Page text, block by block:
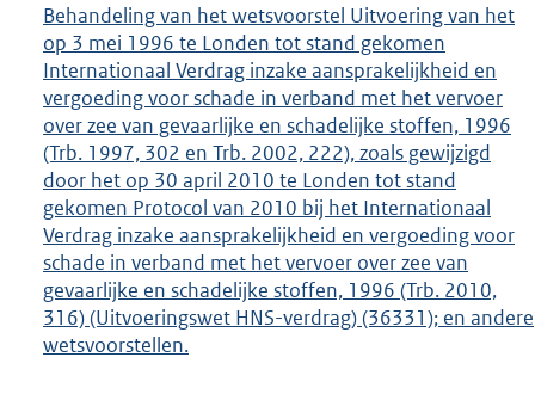
Behandeling van het wetsvoorstel Uitvoering van het
op 3 mei 1996 te Londen tot stand gekomen
Internationaal Verdrag inzake aansprakelijkheid en
vergoeding voor schade in verband met het vervoer
over zee van gevaarlijke en schadelijke stoffen, 1996
(Trb. 1997, 302 en Trb. 2002, 222), zoals gewijzigd
door het op 30 april 2010 te Londen tot stand
gekomen Protocol van 2010 bij het Internationaal
Verdrag inzake aansprakelijkheid en vergoeding voor
schade in verband met het vervoer over zee van
gevaarlijke en schadelijke stoffen, 1996 (Trb. 2010,
316) (Uitvoeringswet HNS-verdrag) (36331); en andere
wetsvoorstellen.